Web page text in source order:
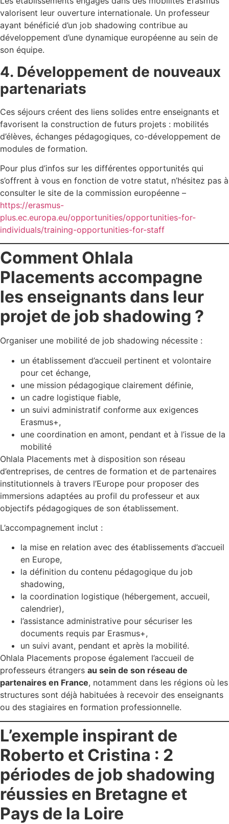
valorisent leur ouverture internationale. Un professeur
ayant bénéficié d’un job shadowing contribue au
développement d’une dynamique européenne au sein de
son équipe.
4. Développement de nouveaux
partenariats
Ces séjours créent des liens solides entre enseignants et
favorisent la construction de futurs projets : mobilités
d’élèves, échanges pédagogiques, co-développement de
modules de formation.
Pour plus d’infos sur les différentes opportunités qui
s’offrent à vous en fonction de votre statut, n’hésitez pas à
consulter le site de la commission européenne –
https://erasmus-
plus.ec.europa.eu/opportunities/opportunities-for-
individuals/training-opportunities-for-staff
Comment Ohlala
Placements accompagne
les enseignants dans leur
projet de job shadowing ?
Organiser une mobilité de job shadowing nécessite :
un établissement d’accueil pertinent et volontaire
pour cet échange,
une mission pédagogique clairement définie,
un cadre logistique fiable,
un suivi administratif conforme aux exigences
Erasmus+,
une coordination en amont, pendant et à l’issue de la
mobilité
Ohlala Placements met à disposition son réseau
d’entreprises, de centres de formation et de partenaires
institutionnels à travers l’Europe pour proposer des
immersions adaptées au profil du professeur et aux
objectifs pédagogiques de son établissement.
L’accompagnement inclut :
la mise en relation avec des établissements d’accueil
en Europe,
la définition du contenu pédagogique du job
shadowing,
la coordination logistique (hébergement, accueil,
calendrier),
l’assistance administrative pour sécuriser les
documents requis par Erasmus+,
un suivi avant, pendant et après la mobilité.
Ohlala Placements propose également l’accueil de
professeurs étrangers au sein de son réseau de
partenaires en France, notamment dans les régions où les
structures sont déjà habituées à recevoir des enseignants
ou des stagiaires en formation professionnelle.
L’exemple inspirant de
Roberto et Cristina : 2
périodes de job shadowing
réussies en Bretagne et
Pays de la Loire